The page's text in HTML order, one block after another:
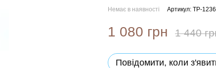
Немає в наявності Артикул: TP-
1 080 грн 1 440
Повідомити, коли